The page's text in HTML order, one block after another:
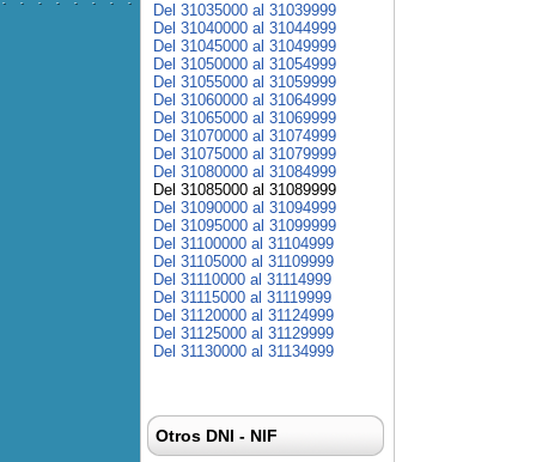
Del 31035000 al 31039999
Del 31040000 al 31044999
Del 31045000 al 31049999
Del 31050000 al 31054999
Del 31055000 al 31059999
Del 31060000 al 31064999
Del 31065000 al 31069999
Del 31070000 al 31074999
Del 31075000 al 31079999
Del 31080000 al 31084999
Del 31085000 al 31089999
Del 31090000 al 31094999
Del 31095000 al 31099999
Del 31100000 al 31104999
Del 31105000 al 31109999
Del 31110000 al 31114999
Del 31115000 al 31119999
Del 31120000 al 31124999
Del 31125000 al 31129999
Del 31130000 al 31134999
Otros DNI - NIF